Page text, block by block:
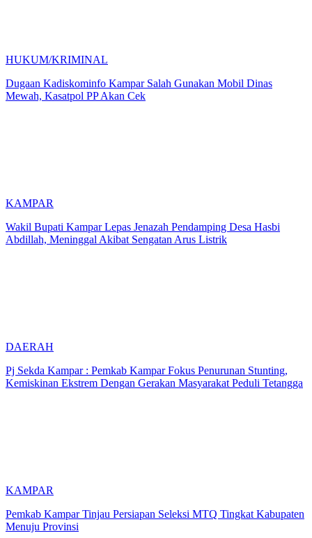
HUKUM/KRIMINAL
Dugaan Kadiskominfo Kampar Salah Gunakan Mobil Dinas
Mewah, Kasatpol PP Akan Cek
KAMPAR
Wakil Bupati Kampar Lepas Jenazah Pendamping Desa Hasbi
Abdillah, Meninggal Akibat Sengatan Arus Listrik
DAERAH
Pj Sekda Kampar : Pemkab Kampar Fokus Penurunan Stunting,
Kemiskinan Ekstrem Dengan Gerakan Masyarakat Peduli Tetangga
KAMPAR
Pemkab Kampar Tinjau Persiapan Seleksi MTQ Tingkat Kabupaten
Menuju Provinsi